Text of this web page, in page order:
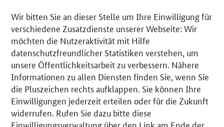
Wir bitten Sie an dieser Stelle um Ihre Einwilligung für
verschiedene Zusatzdienste unserer Webseite: Wir
möchten die Nutzeraktivität mit Hilfe
datenschutzfreundlicher Statistiken verstehen, um
unsere Öffentlichkeitsarbeit zu verbessern. Nähere
Informationen zu allen Diensten finden Sie, wenn Sie
die Pluszeichen rechts aufklappen. Sie können Ihre
Einwilligungen jederzeit erteilen oder für die Zukunft
widerrufen. Rufen Sie dazu bitte diese
Einwilligungsverwaltung über den Link am Ende der